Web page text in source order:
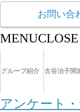
お問い合
MENUCLOSE
グループ紹介 古谷治子関
アンケート